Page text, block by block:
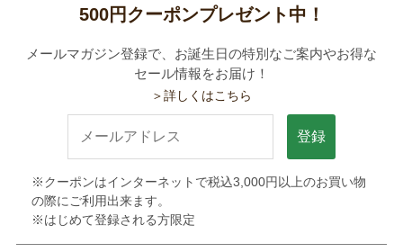
500円クーポンプレゼント中！
メールマガジン登録で、お誕生日の特別なご案内やお得な
セール情報をお届け！
＞詳しくはこちら
登録
※クーポンはインターネットで税込3,000円以上のお買い物
の際にご利用出来ます。
※はじめて登録される方限定